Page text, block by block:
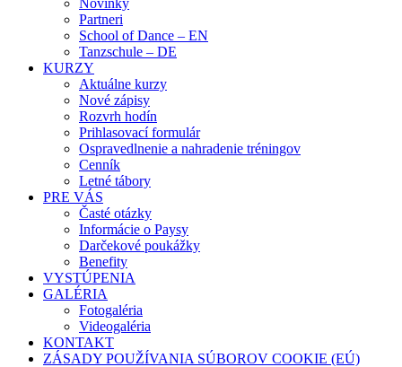
Novinky
Partneri
School of Dance – EN
Tanzschule – DE
KURZY
Aktuálne kurzy
Nové zápisy
Rozvrh hodín
Prihlasovací formulár
Ospravedlnenie a nahradenie tréningov
Cenník
Letné tábory
PRE VÁS
Časté otázky
Informácie o Paysy
Darčekové poukážky
Benefity
VYSTÚPENIA
GALÉRIA
Fotogaléria
Videogaléria
KONTAKT
ZÁSADY POUŽÍVANIA SÚBOROV COOKIE (EÚ)